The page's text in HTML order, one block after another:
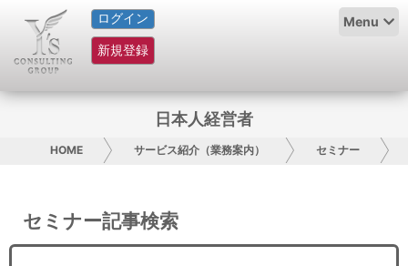
ログイン
新規登録
Menu
HOME
サービス紹介
グループ概要
日本人経営者
HOME サービス紹介（業務案内） セミナー
セミナー記事検索